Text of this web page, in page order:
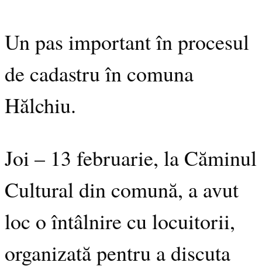
Un pas important în procesul
de cadastru în comuna
Hălchiu.
Joi – 13 februarie, la Căminul
Cultural din comună, a avut
loc o întâlnire cu locuitorii,
organizată pentru a discuta